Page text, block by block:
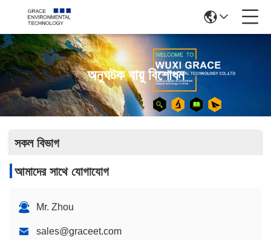
অনুঘটক বায়ু বিশোধন
সকল বিভাগ
আমাদের সাথে যোগাযোগ
Mr. Zhou
sales@graceet.com